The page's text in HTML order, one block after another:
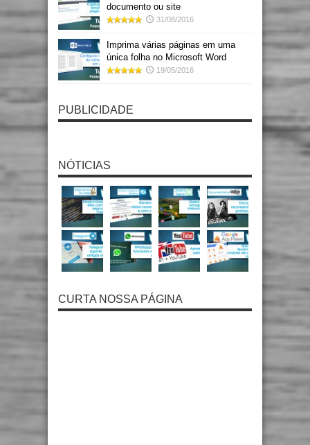
documento ou site
31/08/2016
Imprima várias páginas em uma
única folha no Microsoft Word
19/05/2016
PUBLICIDADE
NÓTICIAS
CURTA NOSSA PÁGINA